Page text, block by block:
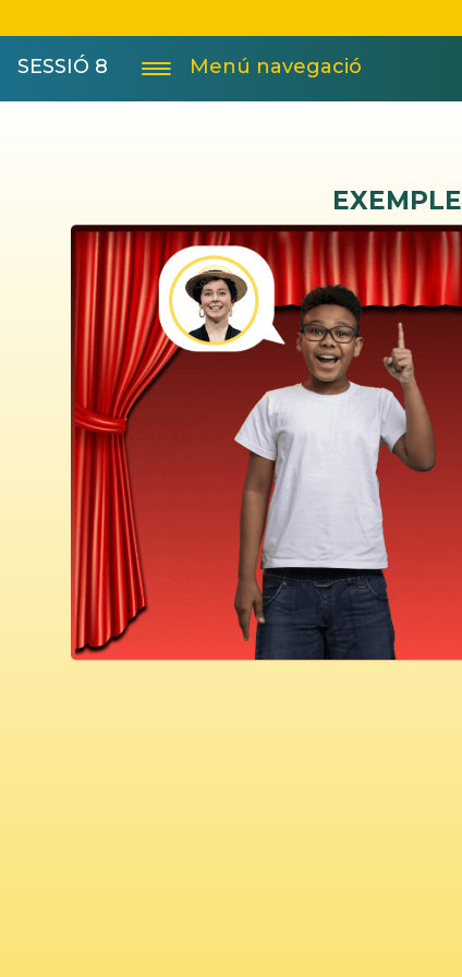
SESSIÓ 8 Menú navegació
EXEMPLE